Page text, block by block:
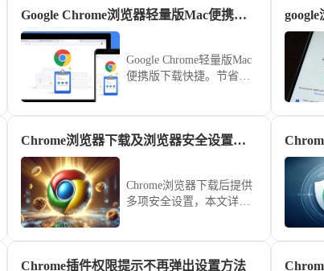
Google Chrome浏览器轻量版Mac便携版快速下载安装方法
Google Chrome轻量版Mac
便携版下载快捷。节省系
体验。
Chrome浏览器下载及浏览器安全设置指南
Chrome浏览器下载后提供
多项安全设置，本文详细
Chrome插件权限提示不再弹出设置方法